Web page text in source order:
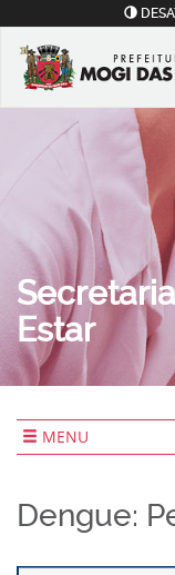
Estar
MENU
Dengue: